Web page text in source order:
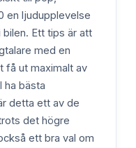
en ljudupplevelse
Ett tips är att
med en
få ut maximalt av
ha bästa
detta ett av de
det högre
ett bra val om